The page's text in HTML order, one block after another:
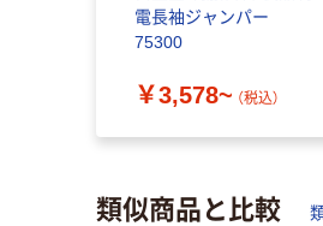
電長袖ジャンパー
75300
￥3,578~ （税込）
類似商品と比較